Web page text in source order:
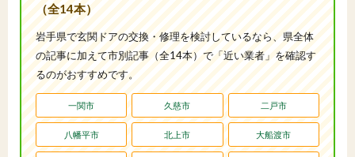
（全14本）
岩手県で玄関ドアの交換・修理を検討しているなら、県全体
の記事に加えて市別記事（全14本）で「近い業者」を確認す
るのがおすすめです。
一関市 久慈市 二戸市
八幡平市 北上市 大船渡市